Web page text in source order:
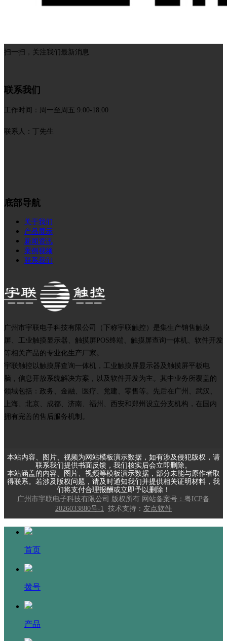
扫一扫，关注我们最新消息
联系我们
工作时间：周一至周五 9:00-18:00
联系人：丁先生
底部导航
关于我们
产品展示
新闻资讯
案例视频
联系我们
广州市宇联电子科技有限公司（下称宇联触控）是集生产销售触摸
屏、工业触摸显示器、触摸屏POS终端、触摸屏查询一体机、软件开发
等相关产品的专业化生产厂家。
宇联触控以触摸屏查询一体机，工业触摸屏显示器及触摸屏平板电
脑，信息开放系统解决方案，以及软件开发为主。其中业务所覆盖的
领域包括：政务、金融、医疗、党建、零售等。先后在广州、武汉、
上海、北京、成都、济南、福州、西安和郑州设立分支机构，在国内
拥有完善的售后服务机制。
本站内容、图片、视频为网站模板演示数据，如有涉及侵犯版权，请
联系我们提供书面反馈，我们核实后会立即删除。
本站涵盖的内容、图片、视频等模板演示数据，部分未能与原作者取
得联系。若涉及版权问题，请及时通知我们并提供相关证明材料，我
们将支付合理报酬或立即予以删除！
广州市宇联电子科技有限公司 版权所有 网站备案号：粤ICP备
2026033880号-1
技术支持： 友点软件
首页
拨号
产品